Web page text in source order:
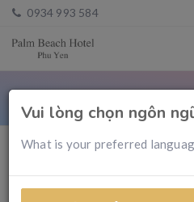
Vui lòng chọn ngôn
What is your preferred
0934 993 584